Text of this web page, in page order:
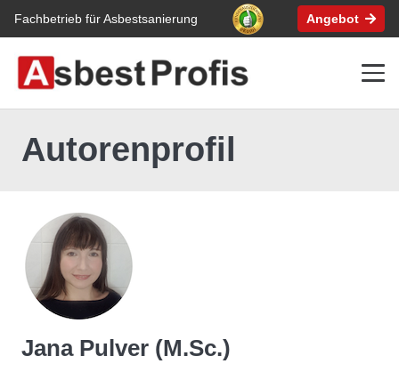
Fachbetrieb für Asbestsanierung Angebot
Autorenprofil
Jana Pulver (M.Sc.)